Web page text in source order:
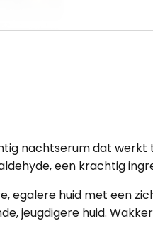
nachtserum dat
een krachtig
egalere huid met een
jeugdigere huid.